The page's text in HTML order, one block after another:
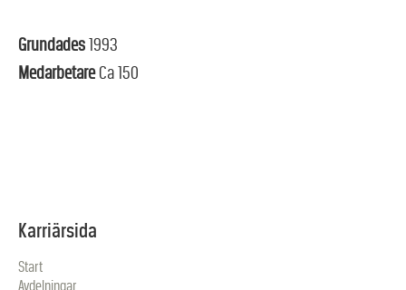
Grundades1993
MedarbetareCa 150
Karriärsida
Start
Avdelningar